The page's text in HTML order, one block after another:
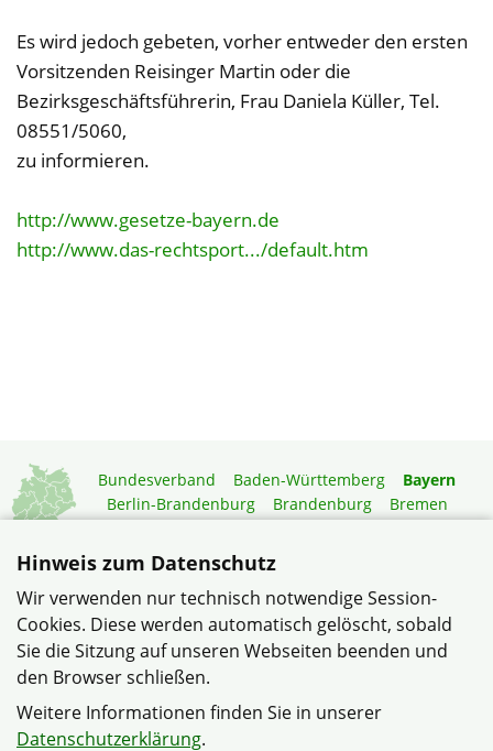
Es wird jedoch gebeten, vorher entweder den ersten
Vorsitzenden Reisinger Martin oder die
Bezirksgeschäftsführerin, Frau Daniela Küller, Tel.
08551/5060,
zu informieren.
http://www.gesetze-bayern.de
http://www.das-rechtsport.../default.htm
Bundesverband Baden-Württemberg
Bayern
Berlin-Brandenburg
Brandenburg
Bremen
Niedersachsen
Rheinland-Pfalz
Saarland
Sachsen-Anhalt
Schleswig-Holstein
Thüringen
Mitgliedermagazin
Gartenberatung
© Siedlergemeinschaft Germannsdorf im Verband
Wohneigentum Bayern e.V.
Hinweis zum Datenschutz
Wir verwenden nur technisch notwendige Session-
Cookies. Diese werden automatisch gelöscht, sobald
Sie die Sitzung auf unseren Webseiten beenden und
den Browser schließen.
Weitere Informationen finden Sie in unserer
Datenschutzerklärung.